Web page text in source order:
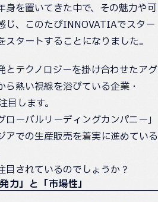
身を置いてきた中で、その魅力や可
じ、このたびINNOVATIAでスター
タートすることになりました。
とテクノロジーを掛け合わせたアグ
熱い視線を浴びている企業・
目します。
ーバルリーディングカンパニー」
アでの生産販売を着実に進めている
されているのでしょうか？
力」と「市場性」